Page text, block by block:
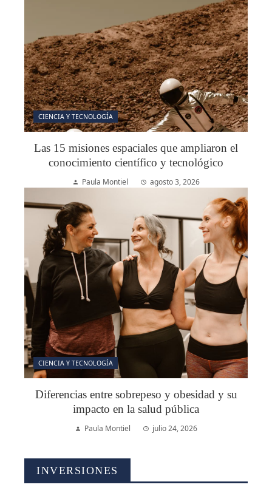
CIENCIA Y TECNOLOGÍA
Las 15 misiones espaciales que ampliaron el
conocimiento científico y tecnológico
Paula Montiel agosto 3, 2026
CIENCIA Y TECNOLOGÍA
Diferencias entre sobrepeso y obesidad y su
impacto en la salud pública
Paula Montiel julio 24, 2026
INVERSIONES